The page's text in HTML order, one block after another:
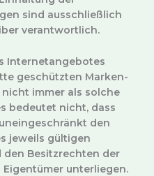
sind ausschließlich
verantwortlich.
Internetangebotes
geschützten Marken-
immer als solche
bedeutet nicht, dass
den
jeweils gültigen
Besitzrechten der
unterliegen.